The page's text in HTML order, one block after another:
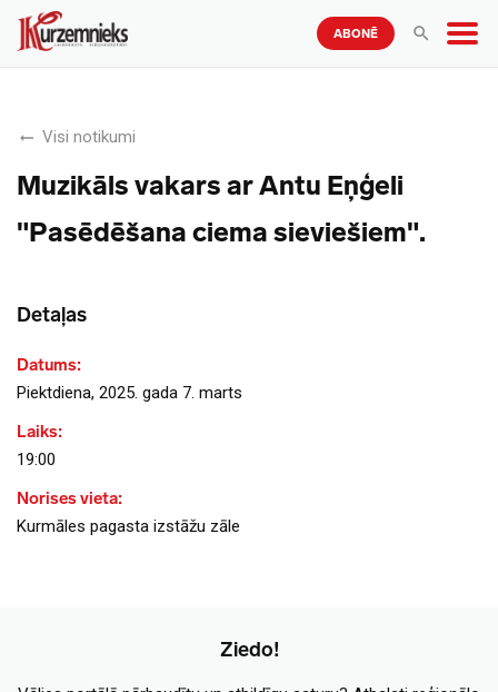
ABONĒ
Visi notikumi
Muzikāls vakars ar Antu Eņģeli
"Pasēdēšana ciema sieviešiem".
Detaļas
Datums:
Piektdiena, 2025. gada 7. marts
Laiks:
19:00
Norises vieta:
Kurmāles pagasta izstāžu zāle
Ziedo!